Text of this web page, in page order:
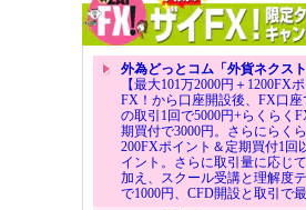
外為どっとコム「外貨ネクスト
【最大101万2000円＋1200FX
FX！から口座開設後、FX口座
の取引1回で5000円+らくらく
期買付で3000円。さらにらく
200FXポイント＆定期買付1回
イント。さらに取引量に応じ
加え、スクール受講と理解度
で1000円、CFD開設と取引で最